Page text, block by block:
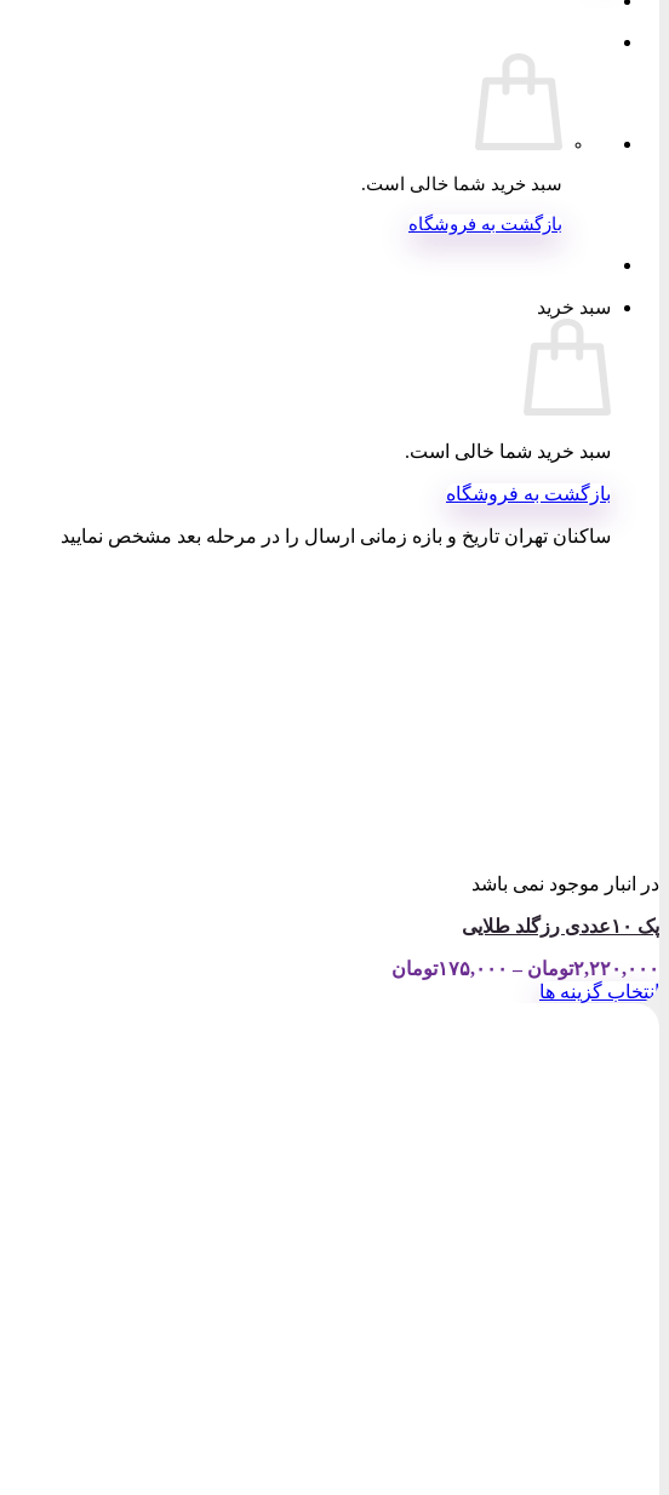
سبد خرید شما خالی است.
بازگشت به فروشگاه
سبد خرید
سبد خرید شما خالی است.
بازگشت به فروشگاه
ساکنان تهران تاریخ و بازه زمانی ارسال را در مرحله بعد مشخص نمایید
در انبار موجود نمی باشد
پک ۱۰عددی رزگلد طلایی
۲,۲۲۰,۰۰۰تومان – ۱۷۵,۰۰۰تومان
انتخاب گزینه ها